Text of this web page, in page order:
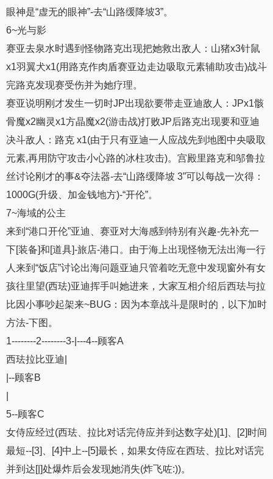
眼神是“虚无的眼神”-去“山路缓降坡3”。
6~光与影
赛亚去泉水时遇到怪物路克出现把她救出敌人：山猪x3针鼠
x1羽翼犬x1(用路克作肉盾赛亚边走边吸取元素辅助攻击)战斗
完路克发现赛受伤并为她疗理。
赛亚说明刚才发生一切时JP出现欲要带走亚迪敌人：JPx1骸
骨魔x2幽灵x1方晶魔x2(游击战)打败JP后路克出现要和亚迪
决斗敌人：路克 x1(由于只有亚迪一人应战先到地图中央吸取
元素,再用防守攻击小心路的冰柱攻击)。宫殿里路克和邬鲁拉
丝讨论刚才的事&夺法器-去“山路缓降坡 3”可以每战一次得：
1000G(升级、加金钱地方)-“开伦”。
7~海域的公主
来到“港口开伦”亚迪、赛亚对大海感到特别有兴趣-先补充一
下[装备]和[道具]-旅店-港口。由于海上出现怪物无法出海一行
人来到“饭店”讨论出海问题亚迪只管着吃无意中发现窗外有女
孩往里望(西珐)亚迪挥手叫她进来，大家互相介绍后西珐与拉
比因小事吵起架来~BUG：因为本章战斗是限时的，以下加时
方法-下图。
1--------2--------3-|---4--顾客A
西珐拉比亚迪|
|--顾客B
5--顾客C
女侍应经过(西珐、拉比对话完侍应并到达数字处)[1]、[2]时间
最短--[3]、[4]中上--[5]最长，如果女侍应在西珐、拉比对话完
并到达[|]处爆炸后会发现她消失(炸飞咗:))。